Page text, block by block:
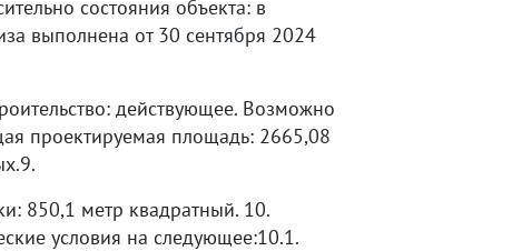
состояния объекта: в
выполнена от 30 сентября 2024
действующее. Возможно
проектируемая площадь: 2665,08
850,1 метр квадратный. 10.
условия на следующее:10.1.